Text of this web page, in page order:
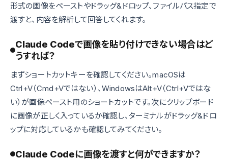
形式の画像をペーストやドラッグ&ドロップ、ファイルパス指定で
渡すと、内容を解析して回答してくれます。
Claude Codeで画像を貼り付けできない場合はど
うすれば？
まずショートカットキーを確認してください。macOSは
Ctrl+V（Cmd+Vではない）、WindowsはAlt+V（Ctrl+Vではな
い）が画像ペースト用のショートカットです。次にクリップボード
に画像が正しく入っているか確認し、ターミナルがドラッグ&ドロ
ップに対応しているかも確認してみてください。
Claude Codeに画像を渡すと何ができますか？